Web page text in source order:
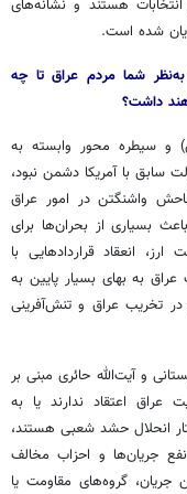
هستند و نشانه‌های
شده است.
به‌نظر شما مردم عراق تا چه
داشت؟
و سیطره محور وابسته به
سابق با آمریکا دشمن نبود،
واشنگتن در امور عراق
بسیاری از بحران‌ها برای
انعقاد قراردادهایی با
به بهای بسیار پایین به
تخریب عراق و تنش‌آفرینی
و آیت‌الله حائری مبنی بر
اعتقاد ندارند یا به
انحلال حشد شعبی هستند،
جریان‌ها و احزاب مخالف
گروه‌های مقاومت یا